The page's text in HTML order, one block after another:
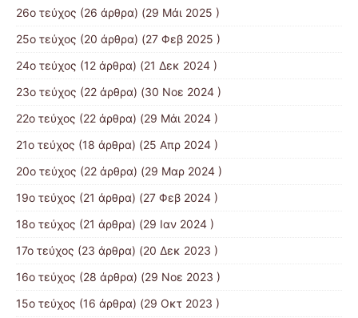
26ο τεύχος (26 άρθρα) (29 Μάι 2025 )
25ο τεύχος (20 άρθρα) (27 Φεβ 2025 )
24ο τεύχος (12 άρθρα) (21 Δεκ 2024 )
23ο τεύχος (22 άρθρα) (30 Νοε 2024 )
22ο τεύχος (22 άρθρα) (29 Μάι 2024 )
21o τεύχος (18 άρθρα) (25 Απρ 2024 )
20ο τεύχος (22 άρθρα) (29 Μαρ 2024 )
19ο τεύχος (21 άρθρα) (27 Φεβ 2024 )
18ο τεύχος (21 άρθρα) (29 Ιαν 2024 )
17o τεύχος (23 άρθρα) (20 Δεκ 2023 )
16ο τεύχος (28 άρθρα) (29 Νοε 2023 )
15ο τεύχος (16 άρθρα) (29 Οκτ 2023 )